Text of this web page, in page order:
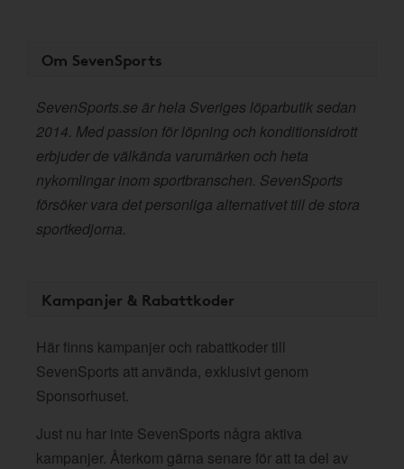
Om SevenSports
SevenSports.se är hela Sveriges löparbutik sedan
2014. Med passion för löpning och konditionsidrott
erbjuder de välkända varumärken och heta
nykomlingar inom sportbranschen. SevenSports
försöker vara det personliga alternativet till de stora
sportkedjorna.
Kampanjer & Rabattkoder
Här finns kampanjer och rabattkoder till
SevenSports att använda, exklusivt genom
Sponsorhuset.
Just nu har inte SevenSports några aktiva
kampanjer. Återkom gärna senare för att ta del av